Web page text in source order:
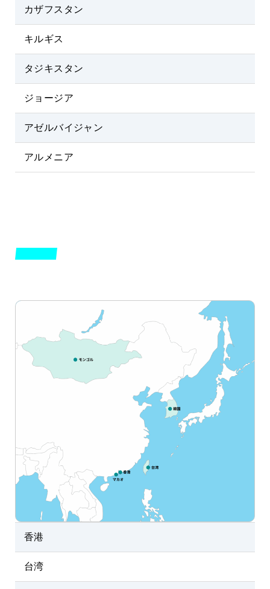
カザフスタン
キルギス
タジキスタン
ジョージア
アゼルバイジャン
アルメニア
香港
台湾